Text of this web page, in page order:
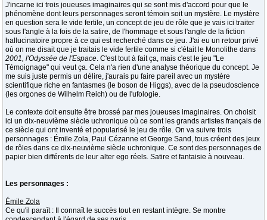
J'incarne ici trois joueuses imaginaires qui se sont mis d'accord pour que le
phénomène dont leurs personnages seront témoin soit un mystère. Le mystère
en question sera le vide fertile, un concept de jeu de rôle que je vais ici traiter
sous l'angle à la fois de la satire, de l'hommage et sous l'angle de la fiction
hallucinatoire propre à ce qui est recherché dans ce jeu. J'ai eu un retour privé
où on me disait que je traitais le vide fertile comme si c'était le Monolithe dans
2001, l'Odyssée de l'Espace. C'est tout à fait ça, mais c'est le jeu "Le
Témoignage" qui veut ça. Cela n'a rien d'une analyse théorique du concept. Je
me suis juste permis un délire, j'aurais pu faire pareil avec un mystère
scientifique riche en fantasmes (le boson de Higgs), avec de la pseudoscience
(les orgones de Wilhelm Reich) ou de l'ufologie.
Le contexte doit ensuite être brossé par mes joueuses imaginaires. On choisit
ici un dix-neuvième siècle uchronique où ce sont les grands artistes français de
ce siècle qui ont inventé et popularisé le jeu de rôle. On va suivre trois
personnages : Émile Zola, Paul Cézanne et George Sand, tous créent des jeux
de rôles dans ce dix-neuvième siècle uchronique. Ce sont des personnages de
papier bien différents de leur alter ego réels. Satire et fantaisie à nouveau.
Les personnages :
Émile Zola
Ce qu'il paraît : Il connaît le succès tout en restant intègre. Se montre